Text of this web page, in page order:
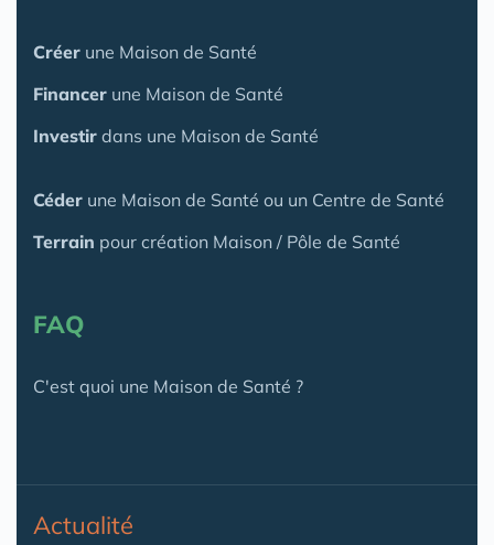
Créer une Maison de Santé
Financer une Maison de Santé
Investir dans une Maison de Santé
Céder une Maison de Santé ou un Centre de Santé
Terrain pour création Maison / Pôle de Santé
FAQ
C'est quoi une Maison de Santé ?
Actualité